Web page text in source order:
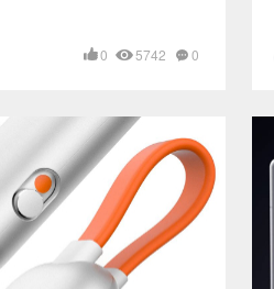
0 5742 0